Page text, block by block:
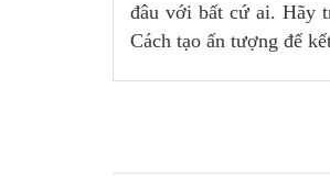
đâu với bất cứ ai. Hãy
Cách tạo ấn tượng để